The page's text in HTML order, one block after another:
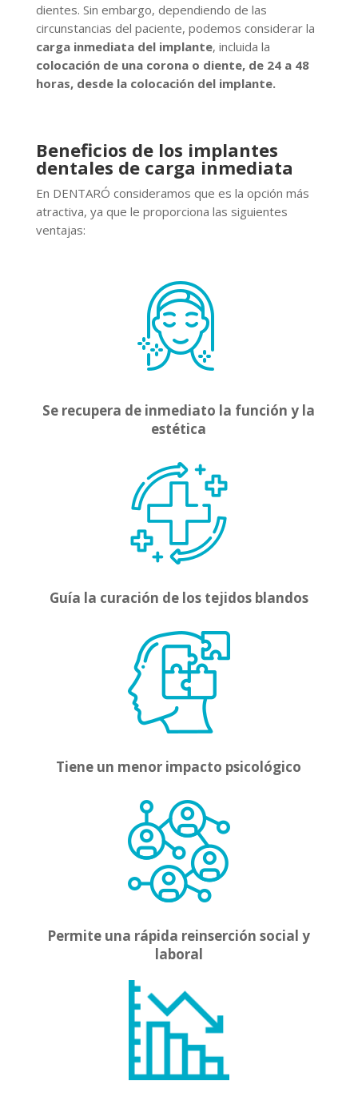
dientes. Sin embargo, dependiendo de las
circunstancias del paciente, podemos considerar la
carga inmediata del implante, incluida la
colocación de una corona o diente, de 24 a 48
horas, desde la colocación del implante.
Beneficios de los implantes
dentales de carga inmediata
En DENTARÓ consideramos que es la opción más
atractiva, ya que le proporciona las siguientes
ventajas:
Se recupera de inmediato la función y la
estética
Guía la curación de los tejidos blandos
Tiene un menor impacto psicológico
Permite una rápida reinserción social y
laboral